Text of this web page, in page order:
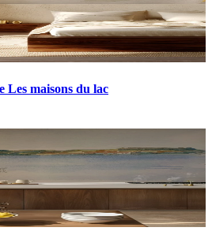
Les maisons du lac